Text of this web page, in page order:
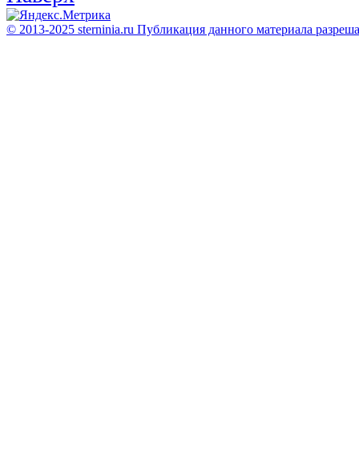
© 2013-2025 sterninia.ru Публикация данного материала